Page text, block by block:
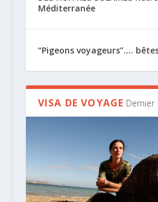
Méditerranée
“Pigeons voyageurs”….
VISA DE VOYAGE Dernier